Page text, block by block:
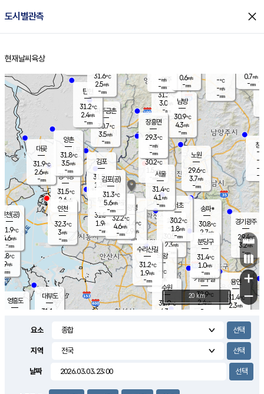
도시별관측 close
홈
현재날씨 육상
의도
℃
m/s
mm
영흥도
양주
31.2℃
3.0
-mm
과천
30.5℃
2.3m/s
- mm
용인
31.4℃
2.3m/s
경기광주
29.4℃
3.2m/s
-mm
4.3m/s
대부도
31.1
경서동
31.5℃
2.6 m/s
-mm
파주금촌
30.7℃
3.5m/s
-mm
-℃
-m/s
-mm
대곶
31.9℃
2.6m/s
-mm
창
-
-m/
-
탄현
31.2℃
2.4m/s
-mm
0.7m/s
-mm
의왕
- ℃
m/s
mm
김포
31.5℃
1.3 m/s
mm
광명
31.6 ℃
2.9 m/s
-mm
부천
31.5℃
1.9m/s
-mm
양촌
31.8℃
3.5m/s
-mm
구로
32.2℃
4.6m/s
-mm
은평
30.2℃
1.5 m/s
- mm
노원
29.6℃
3.7m/s
-mm
송파*
30.8℃
2.7m/s
-mm
서초
30.2℃
1.8m/s
-mm
남방
30.9℃
4.3m/s
-mm
기흥구갈
32.9℃
2.4m/s
-
수리산길
31.2℃
1.9m/s
-mm
분당구
31.4℃
1.0m/s
-mm
장흥면
29.3℃
-m/s
-mm
-m/s
-mm
인천(공)
31.9℃
4.6m/s
-mm
김포(공)
31.3℃
5.6m/s
-mm
수원
31.9℃
4.3 m/s
인천
32.3℃
3m/s
-mm
서울
31.4℃
4.1 m/s
-mm
31.6℃
2.5m/s
-mm
0.6m/s
-mm
+
−
20 km
요소
지역
날짜